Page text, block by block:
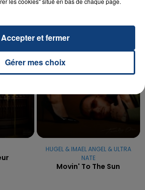
HUGEL & IMAEL ANGEL & ULTRA
NATE
Movin' To The Sun
Gérer mes choix
Accepter et fermer